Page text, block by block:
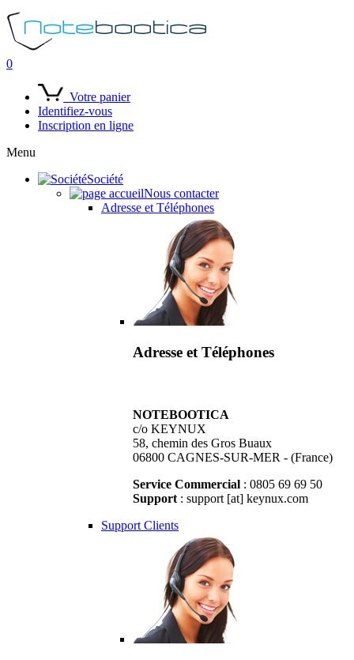
0
Votre panier
Identifiez-vous
Inscription en ligne
Menu
Société
Nous contacter
Adresse et Téléphones
Adresse et Téléphones
NOTEBOOTICA
c/o KEYNUX
58, chemin des Gros Buaux
06800 CAGNES-SUR-MER - (France)
Service Commercial : 0805 69 69 50
Support : support [at] keynux.com
Support Clients